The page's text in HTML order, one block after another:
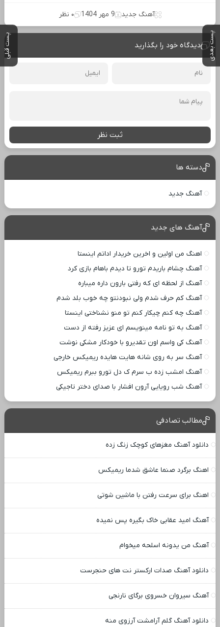
پست بعدی پست قبلی
آهنگ جدید 9 مهر 1404 ۰ نظر
دیدگاه خود را بگذارید
ثبت نظر
دسته ها
آهنگ جدید
آهنگ های جدید
اهنگ من اولین و اخرین خریدار اداتم اینستا
آهنگ چشام باریدم تورو تا دیدم باهام بازی کرد
آهنگ از لحظه ای که رفتی بارون داره میباره
آهنگ کم حرف شدم ولی نبودنتو چه خوب بلد شدم
آهنگ چه کنم چیکار کنم تو منو نشناختی اینستا
آهنگ به تو نامه مینویسم ای عزیز رفته از دست
آهنگ کی واسم اون تقدیرو با خودکار مشکی نوشت
آهنگ سر به روی شانه هایت هایده ریمیکس خارجی
آهنگ امشب زده ب سرم ک دل تورو ببرم ریمیکس
آهنگ شب رویایی آرون افشار با صدای دختر تاجیکی
مطالب تصادفی
دانلود آهنگ مغزهای کوچک زنگ زده
اهنگ برگرد صنما عاشق شدما ریمیکس
اهنگ برای سرعت رفتن با ماشین شوتی
آهنگ امید عقابی خاک بگیره پس نمیده
آهنگ من یدونه اسلحه میخوام
دانلود آهنگ صدات ارکستر نت های حنجرست
آهنگ سیروان خسروی برگای نارنجی
دانلود آهنگ گلم آرامشت آرزوی منه